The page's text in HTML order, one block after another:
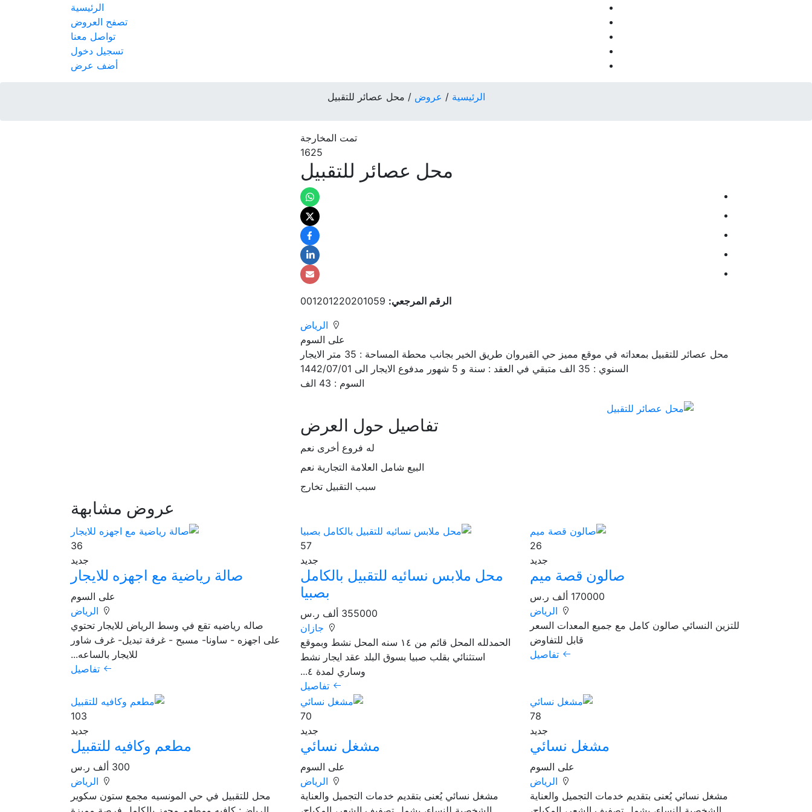
الرئيسية
تصفح العروض
تواصل معنا
تسجيل دخول
أضف عرض
الرئيسية / عروض / محل عصائر للتقبيل
تمت المخارجة
محل عصائر للتقبيل
الرقم المرجعي:
الرياض
على السوم
محل عصائر للتقبيل بمعداته في موقع مميز حي القيروان طريق الخير بجانب محطة المساحة : 35 متر الايجار
السنوي : 35 الف متبقي في العقد : سنة و 5 شهور مدفوع الايجار الى 1442/07/01
السوم : 43 الف
تفاصيل حول العرض
له فروع أخرى نعم
البيع شامل العلامة التجارية نعم
سبب التقبيل تخارج
عروض مشابهة
جديد
صالون قصة ميم
170000 ألف ر.س
الرياض
للتزين النسائي صالون كامل مع جميع المعدات السعر
قابل للتفاوض
تفاصيل
جديد
محل ملابس نسائيه للتقبيل بالكامل
بصبيا
355000 ألف ر.س
جازان
الحمدلله المحل قائم من ١٤ سنه المحل نشط وبموقع
استثنائي بقلب صبيا بسوق البلد عقد ايجار نشط
وساري لمدة ٤...
تفاصيل
جديد
صالة رياضية مع اجهزه للايجار
على السوم
الرياض
صاله رياضيه تقع في وسط الرياض للايجار تحتوي
على اجهزه - ساونا- مسبح - غرفة تبديل- غرف شاور
للايجار بالساعه...
تفاصيل
جديد
مشغل نسائي
على السوم
الرياض
مشغل نسائي يُعنى بتقديم خدمات التجميل والعناية
جديد
مشغل نسائي
على السوم
الرياض
مشغل نسائي يُعنى بتقديم خدمات التجميل والعناية
جديد
مطعم وكافيه للتقبيل
300 ألف ر.س
الرياض
محل للتقبيل في حي المونسيه مجمع ستون سكوير